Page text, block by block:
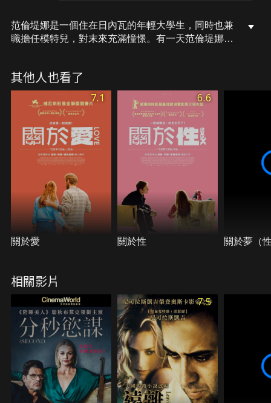
范倫堤娜是一個住在日內瓦的年輕大學生，同時也兼
職擔任模特兒，對末來充滿憧憬。有一天范倫堤娜意
他深信人性的背後充滿了不忠與背叛。范倫堤娜與老
法官，就如同兩個極端，透過范倫堤娜的純潔，老法
官一步步走出封閉自我的牢籠，展開了一場超越時空
與記憶的情感。
其他人也看了
7.1
關於愛
6.6
關於性 關於夢（
相關影片
7.5